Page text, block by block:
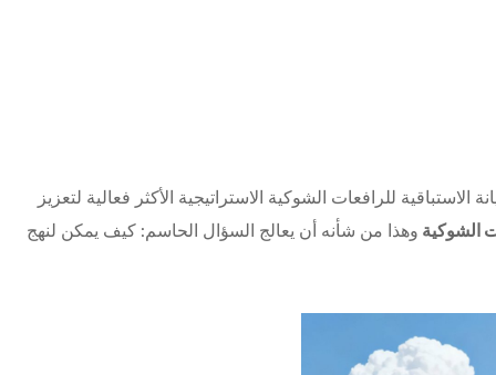
للرافعات الشوكية الاستراتيجية الأكثر فعالية لتعزيز
الشوكية وهذا من شأنه أن يعالج السؤال الحاسم: كيف يمكن لنهج